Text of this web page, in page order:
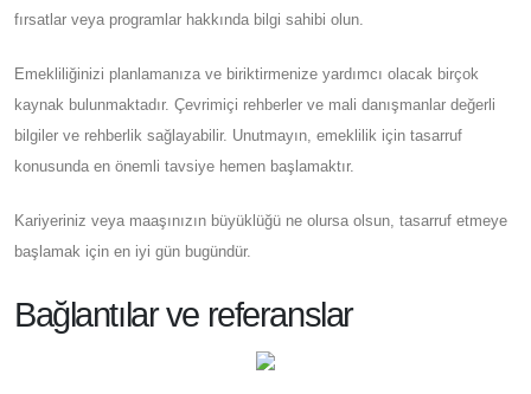
fırsatlar veya programlar hakkında bilgi sahibi olun.
Emekliliğinizi planlamanıza ve biriktirmenize yardımcı olacak birçok
kaynak bulunmaktadır. Çevrimiçi rehberler ve mali danışmanlar değerli
bilgiler ve rehberlik sağlayabilir. Unutmayın, emeklilik için tasarruf
konusunda en önemli tavsiye hemen başlamaktır.
Kariyeriniz veya maaşınızın büyüklüğü ne olursa olsun, tasarruf etmeye
başlamak için en iyi gün bugündür.
Bağlantılar ve referanslar